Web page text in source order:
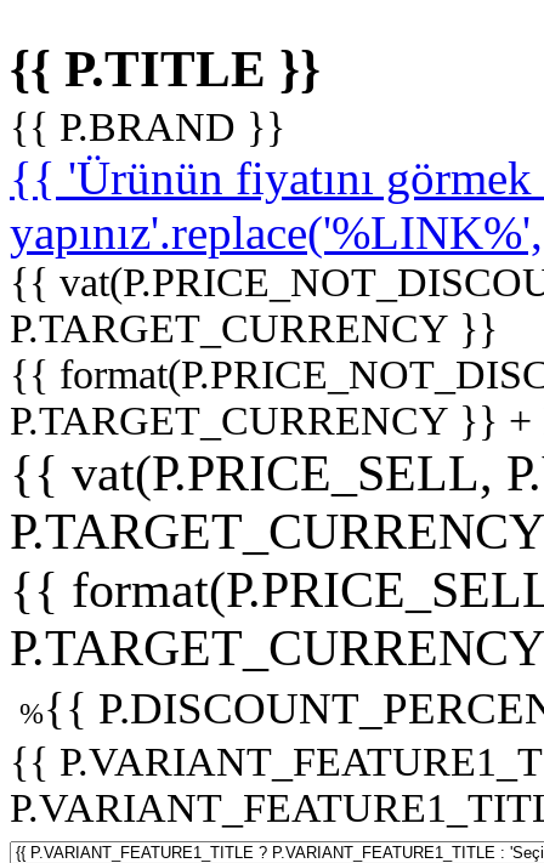
{{ P.TITLE }}
{{ P.BRAND }}
{{ 'Ürünün fiyatını
{{
P.TARGET_CURRENCY }}
{{
P.TARGET_CURRENCY }}
{{ vat(P.PRICE_SELL,
{{
%{{
{{